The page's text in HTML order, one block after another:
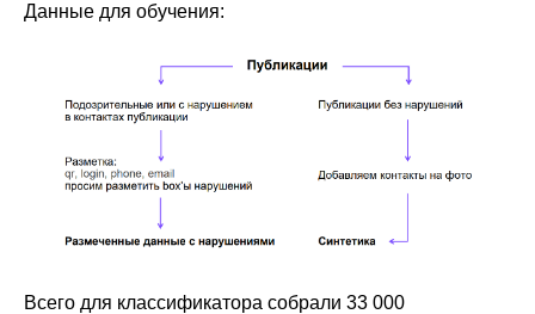
Данные для обучения:
Всего для классификатора собрали 33 000